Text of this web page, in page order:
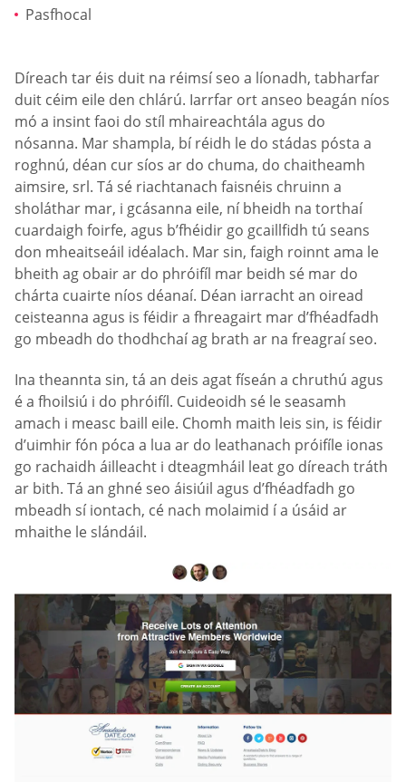
Pasfhocal
Díreach tar éis duit na réimsí seo a líonadh, tabharfar
duit céim eile den chlárú. Iarrfar ort anseo beagán níos
mó a insint faoi do stíl mhaireachtála agus do
nósanna. Mar shampla, bí réidh le do stádas pósta a
roghnú, déan cur síos ar do chuma, do chaitheamh
aimsire, srl. Tá sé riachtanach faisnéis chruinn a
sholáthar mar, i gcásanna eile, ní bheidh na torthaí
cuardaigh foirfe, agus b’fhéidir go gcaillfidh tú seans
don mheaitseáil idéalach. Mar sin, faigh roinnt ama le
bheith ag obair ar do phróifíl mar beidh sé mar do
chárta cuairte níos déanaí. Déan iarracht an oiread
ceisteanna agus is féidir a fhreagairt mar d’fhéadfadh
go mbeadh do thodhchaí ag brath ar na freagraí seo.
Ina theannta sin, tá an deis agat físeán a chruthú agus
é a fhoilsiú i do phróifíl. Cuideoidh sé le seasamh
amach i measc baill eile. Chomh maith leis sin, is féidir
d’uimhir fón póca a lua ar do leathanach próifíle ionas
go rachaidh áilleacht i dteagmháil leat go díreach tráth
ar bith. Tá an ghné seo áisiúil agus d’fhéadfadh go
mbeadh sí iontach, cé nach molaimid í a úsáid ar
mhaithe le slándáil.